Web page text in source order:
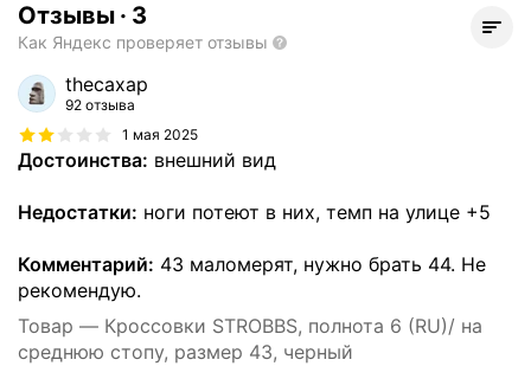
Отзывы · 3
Как Яндекс проверяет отзывы
thecaxap
92 отзыва
1 мая 2025
Достоинства: внешний вид
Недостатки: ноги потеют в них, темп на улице +5
Комментарий: 43 маломерят, нужно брать 44. Не
рекомендую.
Товар — Кроссовки STROBBS, полнота 6 (RU)/ на
среднюю стопу, размер 43, черный